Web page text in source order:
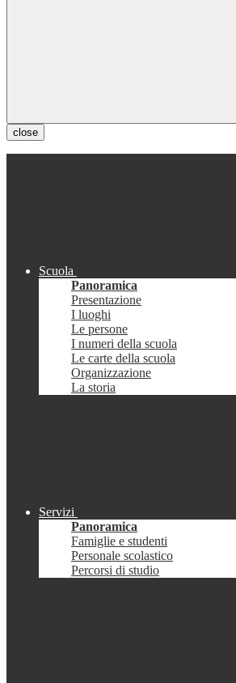
close
Scuola
Panoramica
Presentazione
I luoghi
Le persone
I numeri della scuola
Le carte della scuola
Organizzazione
La storia
Servizi
Panoramica
Famiglie e studenti
Personale scolastico
Percorsi di studio